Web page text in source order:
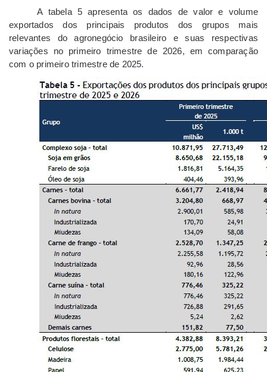
A tabela 5 apresenta os dados de valor e volume
exportados dos principais produtos dos grupos mais
relevantes do agronegócio brasileiro e suas respectivas
variações no primeiro trimestre de 2026, em comparação
com o primeiro trimestre de 2025.